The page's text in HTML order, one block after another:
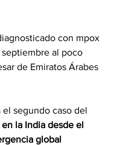
con mpox
septiembre al poco
de Emiratos Árabes
el segundo caso del
la India desde el
global